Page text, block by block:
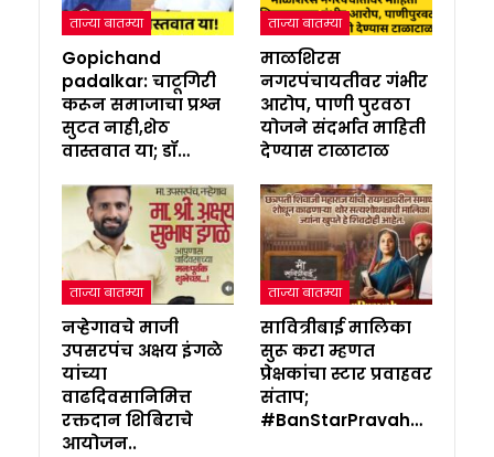
ताज्या बातम्या
Gopichand
padalkar: चाटूगिरी
करून समाजाचा प्रश्न
सुटत नाही,शेठ
वास्तवात या; डॉ…
ताज्या बातम्या
माळशिरस
नगरपंचायतीवर गंभीर
आरोप, पाणी पुरवठा
योजने संदर्भात माहिती
देण्यास टाळाटाळ
ताज्या बातम्या
नऱ्हेगावचे माजी
उपसरपंच अक्षय इंगळे
यांच्या
वाढदिवसानिमित्त
रक्तदान शिबिराचे
आयोजन..
ताज्या बातम्या
सावित्रीबाई मालिका
सुरू करा म्हणत
प्रेक्षकांचा स्टार प्रवाहवर
संताप;
#BanStarPravah…